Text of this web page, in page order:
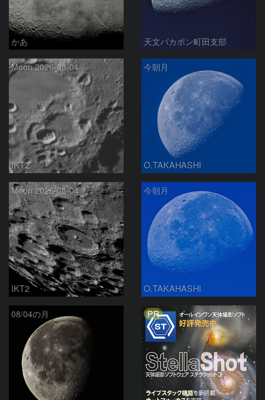
かあ 天文バカボン町田支部
Moon 2026-08-04
IKT2
今朝月
O.TAKAHASHI
Moon 2026-08-04
IKT2
今朝月
O.TAKAHASHI
08/04の月 PR